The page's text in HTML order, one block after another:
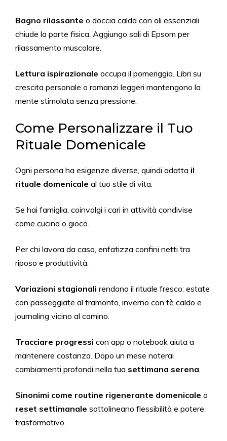
Bagno rilassante o doccia calda con oli essenziali
chiude la parte fisica. Aggiungo sali di Epsom per
rilassamento muscolare.
Lettura ispirazionale occupa il pomeriggio. Libri su
crescita personale o romanzi leggeri mantengono la
mente stimolata senza pressione.
Come Personalizzare il Tuo
Rituale Domenicale
Ogni persona ha esigenze diverse, quindi adatta il
rituale domenicale al tuo stile di vita.
Se hai famiglia, coinvolgi i cari in attività condivise
come cucina o gioco.
Per chi lavora da casa, enfatizza confini netti tra
riposo e produttività.
Variazioni stagionali rendono il rituale fresco: estate
con passeggiate al tramonto, inverno con tè caldo e
journaling vicino al camino.
Tracciare progressi con app o notebook aiuta a
mantenere costanza. Dopo un mese noterai
cambiamenti profondi nella tua settimana serena.
Sinonimi come routine rigenerante domenicale o
reset settimanale sottolineano flessibilità e potere
trasformativo.